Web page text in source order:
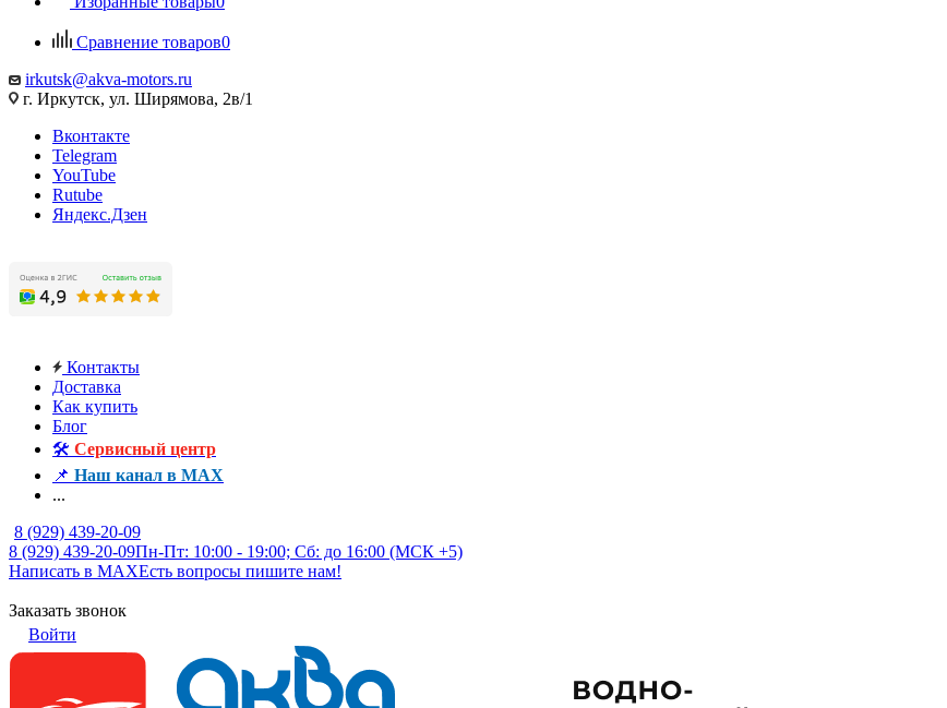
Сравнение товаров0
irkutsk@akva-motors.ru
г. Иркутск, ул. Ширямова, 2в/1
Вконтакте
Telegram
YouTube
Rutube
Яндекс.Дзен
Контакты
Доставка
Как купить
Блог
🛠️ Сервисный центр
📌 Наш канал в MAX
...
8 (929) 439-20-09
8 (929) 439-20-09Пн-Пт: 10:00 - 19:00; Сб: до 16:00 (МСК +5)
Написать в MAXЕсть вопросы пишите нам!
Заказать звонок
Войти